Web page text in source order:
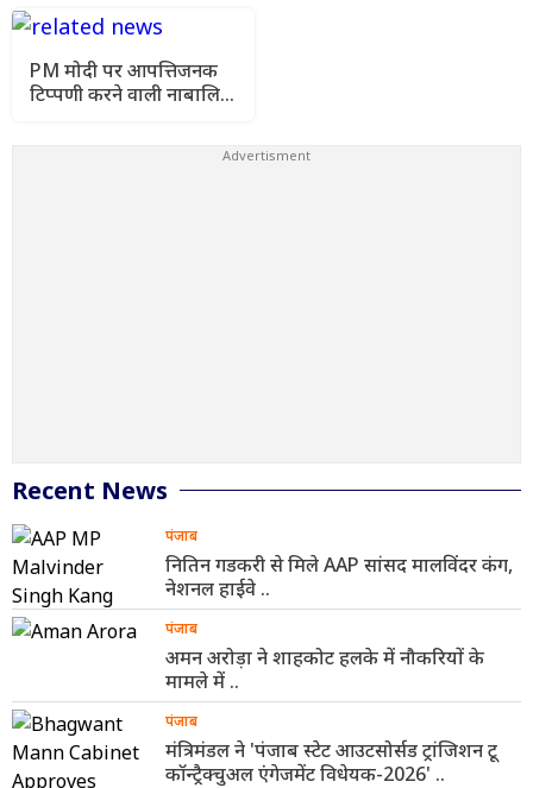
PM मोदी पर आपत्तिजनक
टिप्पणी करने वाली नाबालिग
Recent News
पंजाब
नितिन गडकरी से मिले AAP सांसद मालविंदर कंग,
नेशनल हाईवे ..
पंजाब
अमन अरोड़ा ने शाहकोट हलके में नौकरियों के
मामले में ..
पंजाब
मंत्रिमंडल ने 'पंजाब स्टेट आउटसोर्सड ट्रांजिशन टू
कॉन्ट्रैक्चुअल एंगेजमेंट विधेयक-2026' ..